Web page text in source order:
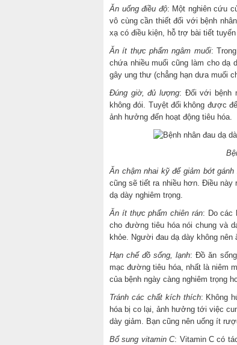
Ăn uống điều độ: Một nghiên cứu
vô cùng cần thiết đối với bệnh
xạ có điều kiện, hỗ trợ bài tiết
Ăn ít thực phẩm ngâm muối:
chứa nhiều muối cũng làm cho dạ
gây ung thư (chẳng hạn dưa muối
Đúng giờ, đủ lượng: Đối với bệnh
không đói. Tuyệt đối không được
ảnh hưởng đến hoạt động tiêu hóa.
Ăn chậm nhai kỹ để giảm bớt gánh
cũng sẽ tiết ra nhiều hơn. Điều
dạ dày nghiêm trọng.
Ăn ít thực phẩm chiên rán: Do các
cho đường tiêu hóa nói chung và
khỏe. Người đau dạ dày không nên
Hạn chế đồ sống, lạnh: Đồ ăn
mạc đường tiêu hóa, nhất là niêm
của bệnh ngày càng nghiêm trọng
Tránh các chất kích thích: Không
hóa bị co lại, ảnh hưởng tới việc
dày giảm. Bạn cũng nên uống ít
Bổ sung vitamin C: Vitamin C có